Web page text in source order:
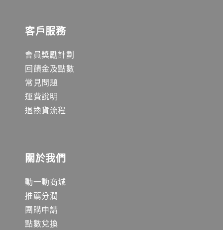
客戶服務
會員獎勵計劃
回饋金及點數
常見問題
運費說明
退換貨流程
關於我們
動一動商城
推薦分潤
團購申請
點數兌換